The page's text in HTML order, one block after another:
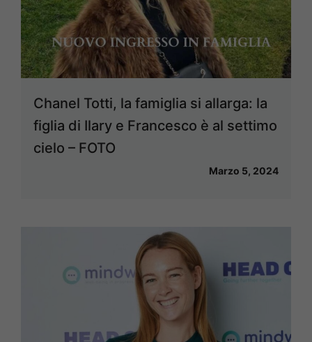
Chanel Totti, la famiglia si allarga: la
figlia di Ilary e Francesco è al settimo
cielo – FOTO
Marzo 5, 2024